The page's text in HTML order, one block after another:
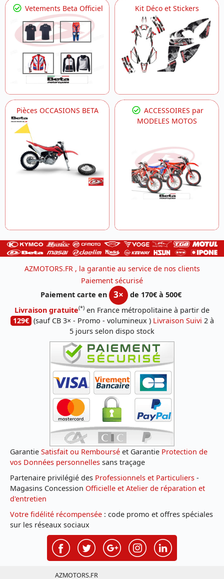
Vetements Beta Officiel Kit Déco et Stickers
Pièces OCCASIONS BETA
ACCESSOIRES par
MODELES MOTOS
AZMOTORS.FR , la garantie au service de nos clients
Paiement sécurisé
Paiement carte en
3×
de 170€ à 500€
Livraison gratuite(*) en France métropolitaine à partir de
129€ (sauf CB 3× - Promo - volumineux ) Livraison Suivi 2 à
5 jours selon dispo stock
Garantie Satisfait ou Remboursé et Garantie Protection de
vos Données personnelles sans traçage
Partenaire privilégié des Professionnels et Particuliers -
Magasins Concession Officielle et Atelier de réparation et
d'entretien
Votre fidélité récompensée : code promo et offres spéciales
sur les réseaux sociaux
AZMOTORS.FR